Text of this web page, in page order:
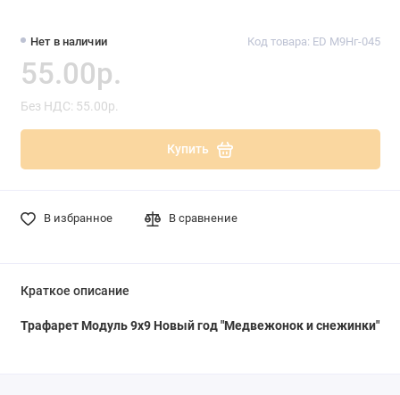
Нет в наличии Код товара: ED М9Нг-045
55.00р.
Без НДС: 55.00р.
Купить
В избранное В сравнение
Краткое описание
Трафарет Модуль 9х9 Новый год "Медвежонок и снежинки"